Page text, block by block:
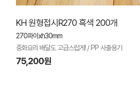
KH 원형접시R270 흑색 200개
270파이xh30mm
중화요리 배달도 고급스럽게! / PP 사출용기
75,200원